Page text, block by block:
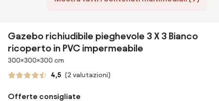
Gazebo richiudibile pieghevole 3 X 3 Bianco
ricoperto in PVC impermeabile
Dimensioni
300×300×300 cm
4,5 (2 valutazioni)
Offerte consigliate